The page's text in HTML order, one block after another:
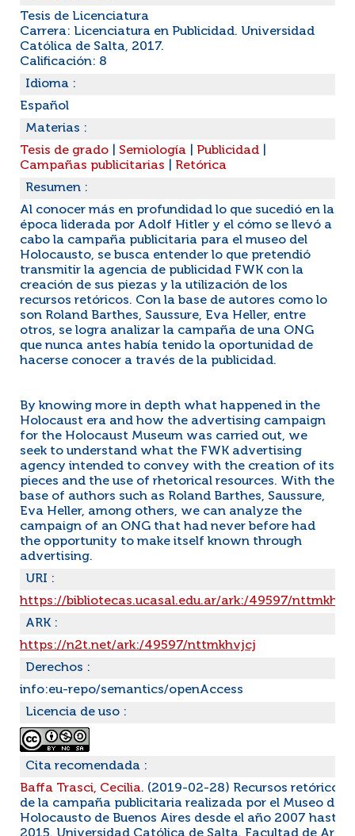
Tesis de Licenciatura
Carrera: Licenciatura en Publicidad. Universidad
Católica de Salta, 2017.
Calificación: 8
Idioma :
Español
Materias :
Tesis de grado
Semiología Publicidad
Campañas publicitarias
Retórica
Resumen :
Al conocer más en profundidad lo que sucedió en la
época liderada por Adolf Hitler y el cómo se llevó a
cabo la campaña publicitaria para el museo del
Holocausto, se busca entender lo que pretendió
transmitir la agencia de publicidad FWK con la
creación de sus piezas y la utilización de los
recursos retóricos. Con la base de autores como lo
son Roland Barthes, Saussure, Eva Heller, entre
otros, se logra analizar la campaña de una ONG
que nunca antes había tenido la oportunidad de
hacerse conocer a través de la publicidad.
By knowing more in depth what happened in the
Holocaust era and how the advertising campaign
for the Holocaust Museum was carried out, we
seek to understand what the FWK advertising
agency intended to convey with the creation of its
pieces and the use of rhetorical resources. With the
base of authors such as Roland Barthes, Saussure,
Eva Heller, among others, we can analyze the
campaign of an ONG that had never before had
the opportunity to make itself known through
advertising.
URI :
https://bibliotecas.ucasal.edu.ar/ark:/49597/
ARK :
https://n2t.net/ark:/49597/nttmkhvjcj
Derechos :
info:eu-repo/semantics/openAccess
Licencia de uso :
Cita recomendada :
Baffa Trasci, Cecilia. (2019-02-28) Recursos retóricos
de la campaña publicitaria realizada por el Museo del
Holocausto de Buenos Aires desde el año 2007 hasta